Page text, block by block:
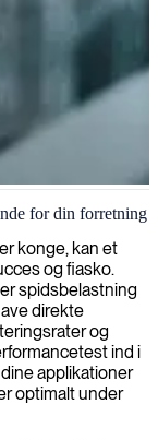
til at håndtere
en konsistent
for din forretning
konge, kan et
og fiasko.
spidsbelastning
direkte
og
ind i
applikationer
optimalt under